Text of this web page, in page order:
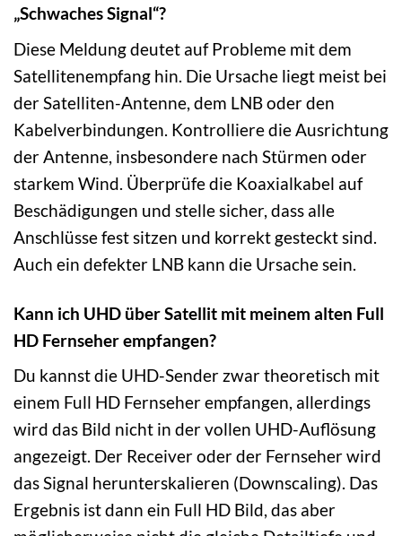
„Schwaches Signal“?
Diese Meldung deutet auf Probleme mit dem
Satellitenempfang hin. Die Ursache liegt meist bei
der Satelliten-Antenne, dem LNB oder den
Kabelverbindungen. Kontrolliere die Ausrichtung
der Antenne, insbesondere nach Stürmen oder
starkem Wind. Überprüfe die Koaxialkabel auf
Beschädigungen und stelle sicher, dass alle
Anschlüsse fest sitzen und korrekt gesteckt sind.
Auch ein defekter LNB kann die Ursache sein.
Kann ich UHD über Satellit mit meinem alten Full
HD Fernseher empfangen?
Du kannst die UHD-Sender zwar theoretisch mit
einem Full HD Fernseher empfangen, allerdings
wird das Bild nicht in der vollen UHD-Auflösung
angezeigt. Der Receiver oder der Fernseher wird
das Signal herunterskalieren (Downscaling). Das
Ergebnis ist dann ein Full HD Bild, das aber